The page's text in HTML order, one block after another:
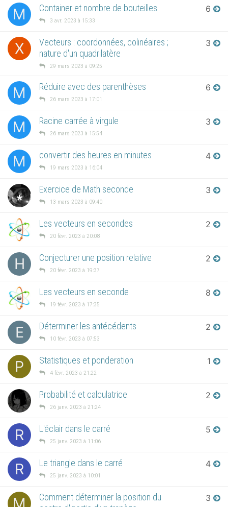
M Container et nombre de bouteilles
3 avr. 2023 à 15:33
6
X
Vecteurs : coordonnées, colinéaires ;
nature d'un quadrilatère
29 mars 2023 à 09:25
3
M Réduire avec des parenthèses
26 mars 2023 à 17:01
6
M Racine carrée à virgule
26 mars 2023 à 15:54
3
M convertir des heures en minutes
19 mars 2023 à 16:04
4
Exercice de Math seconde
13 mars 2023 à 09:40
3
Les vecteurs en secondes
20 févr. 2023 à 20:08
2
H Conjecturer une position relative
20 févr. 2023 à 19:37
2
Les vecteurs en seconde
19 févr. 2023 à 17:35
8
E Déterminer les antécédents
10 févr. 2023 à 07:53
2
P Statistiques et ponderation
4 févr. 2023 à 21:22
1
Probabilité et calculatrice.
26 janv. 2023 à 21:24
2
R L'éclair dans le carré
25 janv. 2023 à 11:06
5
R Le triangle dans le carré
25 janv. 2023 à 10:01
4
M
Comment déterminer la position du
3